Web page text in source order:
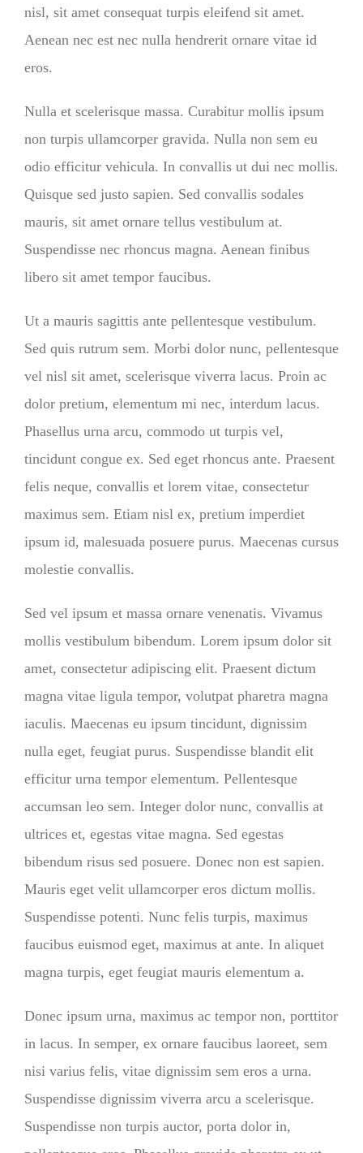
nisl, sit amet consequat turpis eleifend sit amet.
Aenean nec est nec nulla hendrerit ornare vitae id
eros.
Nulla et scelerisque massa. Curabitur mollis ipsum
non turpis ullamcorper gravida. Nulla non sem eu
odio efficitur vehicula. In convallis ut dui nec mollis.
Quisque sed justo sapien. Sed convallis sodales
mauris, sit amet ornare tellus vestibulum at.
Suspendisse nec rhoncus magna. Aenean finibus
libero sit amet tempor faucibus.
Ut a mauris sagittis ante pellentesque vestibulum.
Sed quis rutrum sem. Morbi dolor nunc, pellentesque
vel nisl sit amet, scelerisque viverra lacus. Proin ac
dolor pretium, elementum mi nec, interdum lacus.
Phasellus urna arcu, commodo ut turpis vel,
tincidunt congue ex. Sed eget rhoncus ante. Praesent
felis neque, convallis et lorem vitae, consectetur
maximus sem. Etiam nisl ex, pretium imperdiet
ipsum id, malesuada posuere purus. Maecenas cursus
molestie convallis.
Sed vel ipsum et massa ornare venenatis. Vivamus
mollis vestibulum bibendum. Lorem ipsum dolor sit
amet, consectetur adipiscing elit. Praesent dictum
magna vitae ligula tempor, volutpat pharetra magna
iaculis. Maecenas eu ipsum tincidunt, dignissim
nulla eget, feugiat purus. Suspendisse blandit elit
efficitur urna tempor elementum. Pellentesque
accumsan leo sem. Integer dolor nunc, convallis at
ultrices et, egestas vitae magna. Sed egestas
bibendum risus sed posuere. Donec non est sapien.
Mauris eget velit ullamcorper eros dictum mollis.
Suspendisse potenti. Nunc felis turpis, maximus
faucibus euismod eget, maximus at ante. In aliquet
magna turpis, eget feugiat mauris elementum a.
Donec ipsum urna, maximus ac tempor non, porttitor
in lacus. In semper, ex ornare faucibus laoreet, sem
nisi varius felis, vitae dignissim sem eros a urna.
Suspendisse dignissim viverra arcu a scelerisque.
Suspendisse non turpis auctor, porta dolor in,